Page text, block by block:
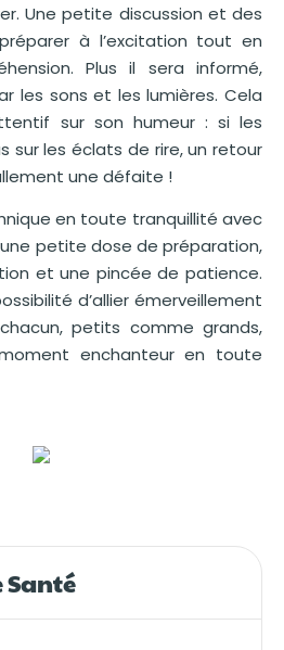
Une petite discussion et des
à l’excitation tout en
Plus il sera informé,
les sons et les lumières. Cela
sur son humeur : si les
sur les éclats de rire, un retour
une défaite !
en toute tranquillité avec
petite dose de préparation,
et une pincée de patience.
d’allier émerveillement
petits comme grands,
enchanteur en toute